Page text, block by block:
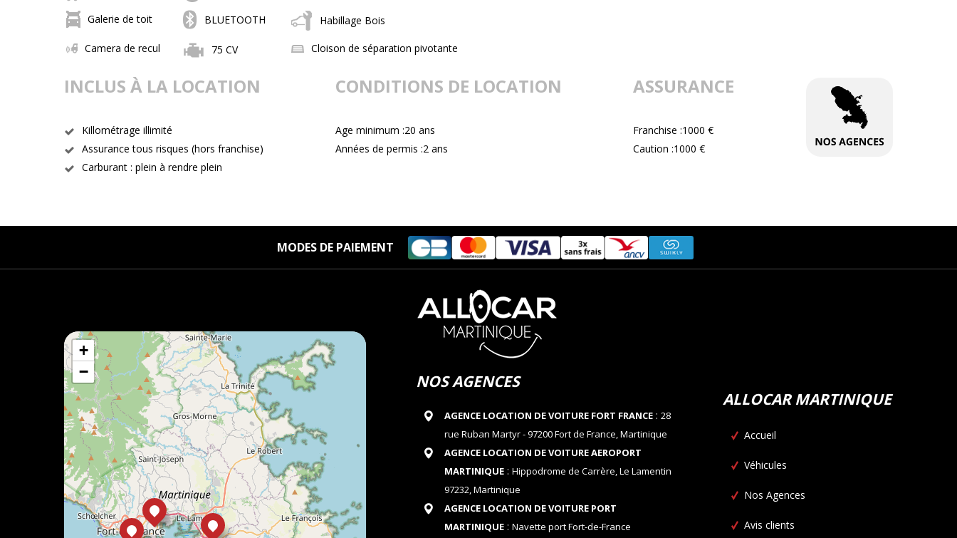
Galerie de toit
BLUETOOTH Habillage Bois
Camera de recul 75 CV Cloison de séparation pivotante
INCLUS À LA LOCATION
Killométrage illimité
Assurance tous risques (hors franchise)
Carburant : plein à rendre plein
CONDITIONS DE LOCATION
Age minimum :20 ans
Années de permis :2 ans
ASSURANCE
Franchise :1000 €
Caution :1000 €
MODES DE PAIEMENT
+
−
NOS AGENCES
AGENCE LOCATION DE VOITURE FORT FRANCE: 28
rue Ruban Martyr - 97200 Fort de France, Martinique
AGENCE LOCATION DE VOITURE AEROPORT
MARTINIQUE: Hippodrome de Carrère, Le Lamentin
97232, Martinique
AGENCE LOCATION DE VOITURE PORT
MARTINIQUE: Navette port Fort-de-France
ALLOCAR MARTINIQUE
Accueil
Véhicules
Nos Agences
Avis clients